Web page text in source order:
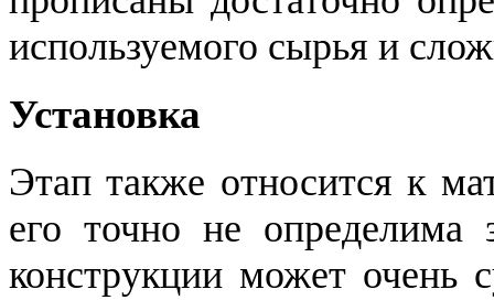
используемого сырья и
Установка
Этап также относится к
его точно не
конструкции может очень